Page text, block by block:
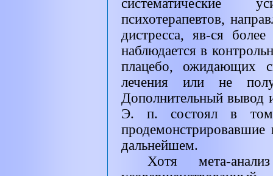
систематические
психотерапевтов,
дистресса, яв-ся
наблюдается в
плацебо, ожидающих
лечения или не
Дополнительный вывод
Э. п. состоял в том,
продемонстрировавшие
дальнейшем.
Хотя мета-